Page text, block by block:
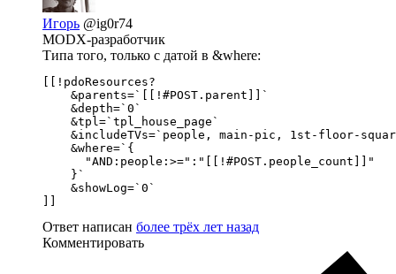
Игорь @ig0r74
MODX-разработчик
Типа того, только с датой в &where:
[[!pdoResources?
    &parents=`[[!#POST.parent]]`
    &depth=`0`
    &tpl=`tpl_house_page`
&includeTVs=`people, main-pic, 1st-floor-
    &where=`{
      "AND:people:>=":"[[!#POST.people_count]]"
    }`
    &showLog=`0`
Ответ написан более трёх лет назад
Комментировать